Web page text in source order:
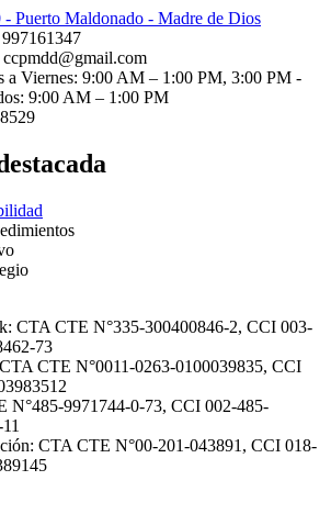
- Puerto Maldonado - Madre de Dios
a Viernes: 9:00 AM – 1:00 PM, 3:00 PM -
9:00 AM – 1:00 PM
CTA CTE N°335-300400846-2, CCI 003-
73
CTE N°0011-0263-0100039835, CCI
N°485-9971744-0-73, CCI 002-485-
CTA CTE N°00-201-043891, CCI 018-